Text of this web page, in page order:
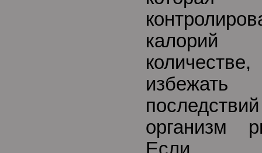
калорий
избежать
организм